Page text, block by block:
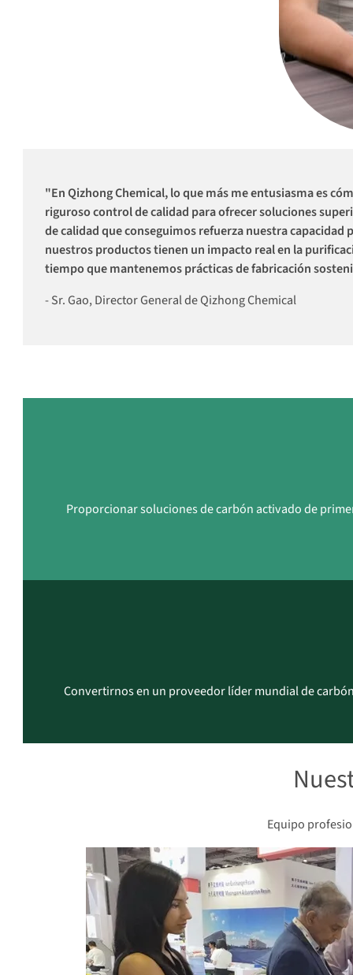
"En Qizhong Chemical, lo que más me entusiasma es
riguroso control de calidad para ofrecer soluciones
de calidad que conseguimos refuerza nuestra
nuestros productos tienen un impacto real en la
tiempo que mantenemos prácticas de fabricación
- Sr. Gao, Director General de Qizhong Chemical
Proporcionar soluciones de carbón activado de
Convertirnos en un proveedor líder mundial de
Equipo